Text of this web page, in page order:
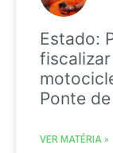
Estado:
Ponte
VER MATÉRIA »